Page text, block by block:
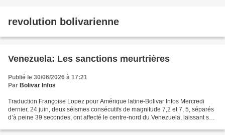
revolution bolivarienne
Venezuela: Les sanctions meurtrières
Publié le 30/06/2026 à 17:21
Par Bolivar Infos
Traduction Françoise Lopez pour Amérique latine-Bolivar Infos Mercredi
dernier, 24 juin, deux séismes consécutifs de magnitude 7,2 et 7, 5, séparés
d’à peine 39 secondes, ont affecté le centre-nord du Venezuela, laissant sur